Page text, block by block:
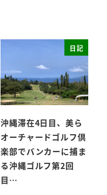
日記
沖縄滞在4日目、美ら
オーチャードゴルフ倶
楽部でバンカーに捕ま
る沖縄ゴルフ第2回
目…